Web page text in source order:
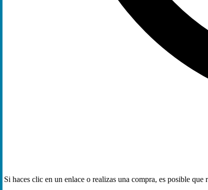
Si haces clic en un enlace o realizas una compra, es posible